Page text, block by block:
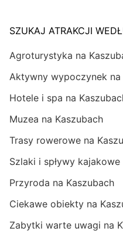
SZUKAJ ATRAKCJI
Agroturystyka na
Aktywny wypoczynek na
Hotele i spa na
Muzea na Kaszubach
Trasy rowerowe na
Szlaki i spływy
Przyroda na Kaszubach
Ciekawe obiekty na
Zabytki warte uwagi na